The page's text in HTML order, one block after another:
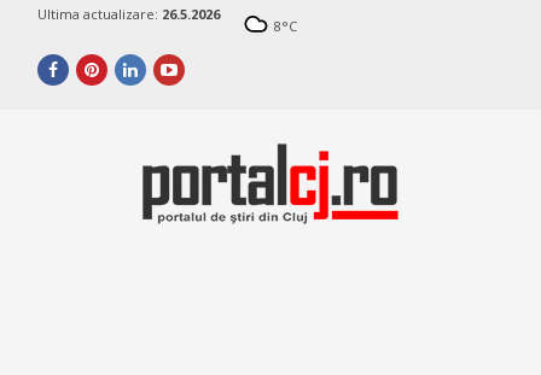
Ultima actualizare: 26.5.2026
8°C